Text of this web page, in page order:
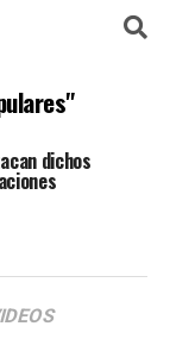
dichos